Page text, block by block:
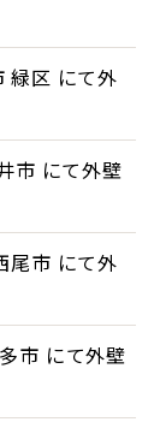
緑区 にて外
市 にて外壁
尾市 にて外
市 にて外壁